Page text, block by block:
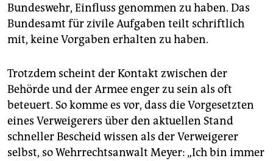
Bundeswehr, Einfluss genommen zu haben. Das
Bundesamt für zivile Aufgaben teilt schriftlich
mit, keine Vorgaben erhalten zu haben.
Trotzdem scheint der Kontakt zwischen der
Behörde und der Armee enger zu sein als oft
beteuert. So komme es vor, dass die Vorgesetzten
eines Verweigerers über den aktuellen Stand
schneller Bescheid wissen als der Verweigerer
selbst, so Wehrrechtsanwalt Meyer: „Ich bin immer